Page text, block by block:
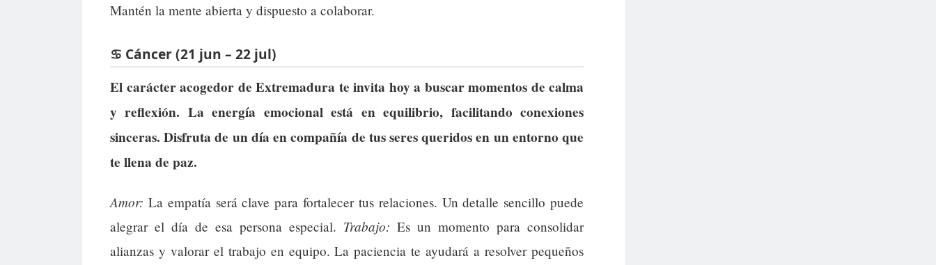
Mantén la mente abierta y dispuesto a colaborar.
♋ Cáncer (21 jun – 22 jul)
El carácter acogedor de Extremadura te invita hoy a buscar momentos de calma
y reflexión. La energía emocional está en equilibrio, facilitando conexiones
sinceras. Disfruta de un día en compañía de tus seres queridos en un entorno que
te llena de paz.
Amor: La empatía será clave para fortalecer tus relaciones. Un detalle sencillo puede
alegrar el día de esa persona especial. Trabajo: Es un momento para consolidar
alianzas y valorar el trabajo en equipo. La paciencia te ayudará a resolver pequeños